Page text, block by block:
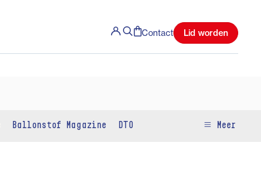
Contact Lid worden
Ballonstof Magazine DTO Meer